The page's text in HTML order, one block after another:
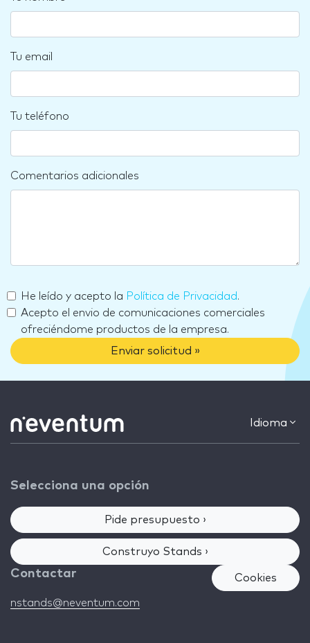
Tu email
Tu teléfono
Comentarios adicionales
He leído y acepto la Política de Privacidad.
Acepto el envio de comunicaciones comerciales
ofreciéndome productos de la empresa.
Enviar solicitud »
Idioma
Selecciona una opción
Pide presupuesto ›
Construyo Stands ›
Contactar
nstands@neventum.com
Cookies